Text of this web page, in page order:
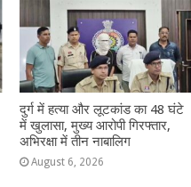
दुर्ग में हत्या और लूटकांड का 48 घंटे
में खुलासा, मुख्य आरोपी गिरफ्तार,
अभिरक्षा में तीन नाबालिग
August 6, 2026